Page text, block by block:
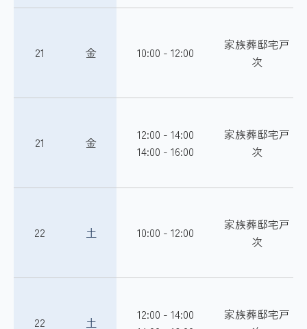
21 金 10:00 - 12:00
家族葬邸宅戸
次
21 金
12:00 - 14:00
14:00 - 16:00
家族葬邸宅戸
次
22 土 10:00 - 12:00
家族葬邸宅戸
次
22 土
12:00 - 14:00
家族葬邸宅戸